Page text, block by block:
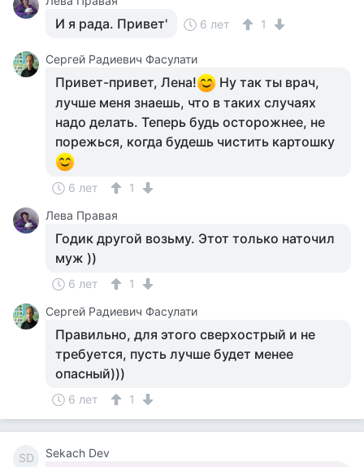
И я рада. Привет' 6 лет 1
Сергей Радиевич Фасулати
Привет-привет, Лена!
Ну так ты врач,
лучше меня знаешь, что в таких случаях
надо делать. Теперь будь осторожнее, не
порежься, когда будешь чистить картошку
6 лет
1
Лева Правая
Годик другой возьму. Этот только наточил
муж ))
6 лет
1
Сергей Радиевич Фасулати
Правильно, для этого сверхострый и не
требуется, пусть лучше будет менее
опасный)))
6 лет 1
SD Sekach Dev